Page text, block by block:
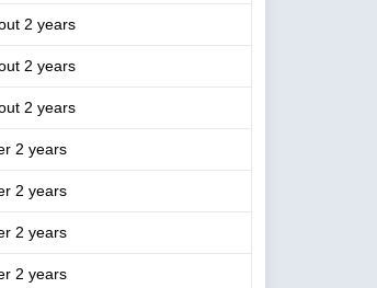
2 years
2 years
2 years
2 years
2 years
2 years
2 years